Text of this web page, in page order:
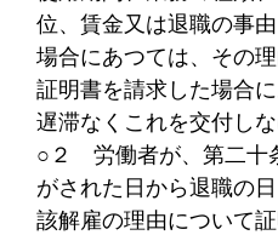
位、賃金又は退職の事
場合にあつては、その
証明書を請求した場合
遅滞なくこれを交付しな
○２ 労働者が、第二十
がされた日から退職の
該解雇の理由について